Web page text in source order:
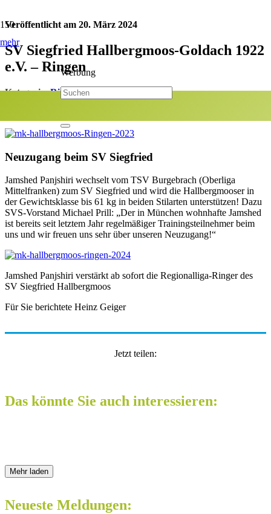
mehr
Werbung
Veröffentlicht am 20. März 2024
SV Siegfried Hallbergmoos-Goldach 1922
e.V. – Ringen
Kategorie:Ringen
Neuzugang beim SV Siegfried
Jamshed Panjshiri wechselt vom TSV Burgebrach (Oberliga
Mittelfranken) zum SV Siegfried und wird die Hallbergmooser in
der Gewichtsklasse bis 61 kg in beiden Stilarten unterstützen! Dazu
SVS-Vorstand Michael Prill: „Der in München wohnhafte Jamshed
ist bereits seit letztem Jahr regelmäßiger Trainingsteilnehmer beim
uns und wir freuen uns sehr über unseren Neuzugang!“
Jamshed Panjshiri verstärkt ab sofort die Regionalliga-Ringer des
SV Siegfried Hallbergmoos
Für Sie berichtete Heinz Geiger
Jetzt teilen:
Das könnte Sie auch interessieren:
Mehr laden
Neueste Meldungen: